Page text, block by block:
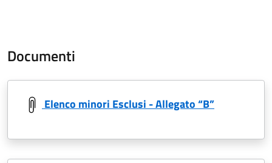
Documenti
Elenco minori Esclusi - Allegato “B”